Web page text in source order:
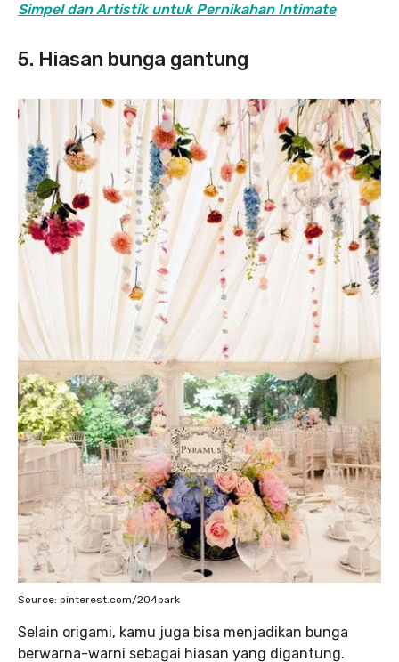
Simpel dan Artistik untuk Pernikahan Intimate
5. Hiasan bunga gantung
Source: pinterest.com/204park
Selain origami, kamu juga bisa menjadikan bunga
berwarna-warni sebagai hiasan yang digantung.